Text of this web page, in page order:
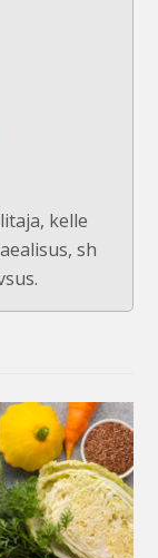
kelle
sh